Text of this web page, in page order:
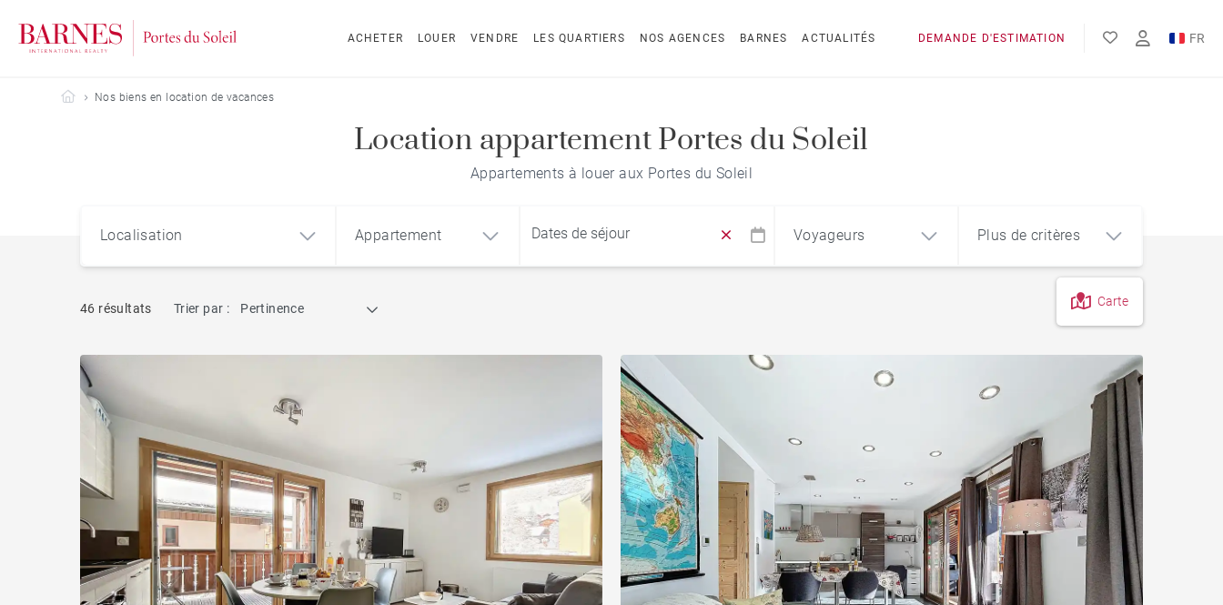
ACHETER LOUER VENDRE LES QUARTIERS NOS AGENCES BARNES ACTUALITÉS DEMANDE D'ESTIMATION
FR
Barnes Portes du Soleil
Nos biens en location de vacances
Location appartement Portes du Soleil
Appartements à louer aux Portes du Soleil
Localisation Appartement Voyageurs Plus de critères
46 résultats Trier par : Pertinence Carte